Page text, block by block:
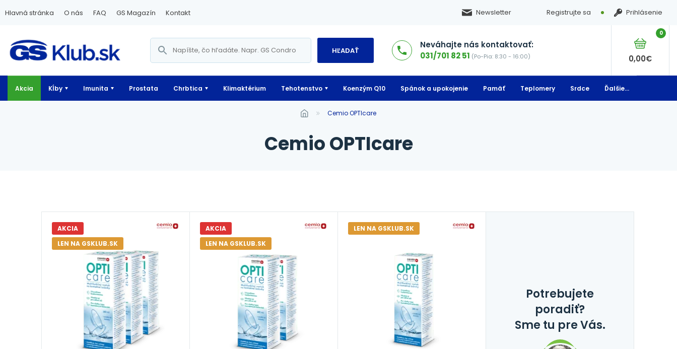
Hlavná stránka O nás FAQ GS Magazín Kontakt Newsletter Registrujte sa Prihlásenie
HĽADAŤ
Neváhajte nás kontaktovať:
031/701 82 51 (Po-Pia: 8:30 - 16:00)
0
0,00€
Akcia Kĺby Imunita Prostata Chrbtica Klimaktérium Tehotenstvo Koenzým Q10 Spánok a upokojenie Pamäť Teplomery Srdce Ďalšie...
Cemio OPTIcare
Cemio OPTIcare
AKCIA
LEN NA GSKLUB.SK
AKCIA
LEN NA GSKLUB.SK
LEN NA GSKLUB.SK
Potrebujete
poradiť?
Sme tu pre Vás.